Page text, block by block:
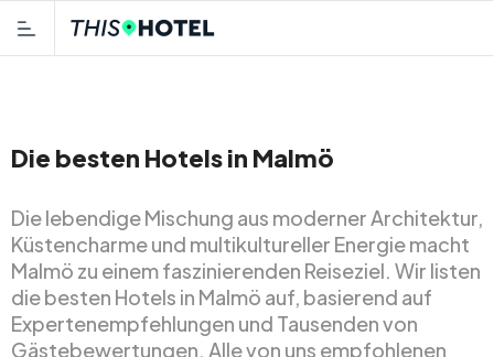
Die besten Hotels in Malmö
Die lebendige Mischung aus moderner Architektur,
Küstencharme und multikultureller Energie macht
Malmö zu einem faszinierenden Reiseziel. Wir listen
die besten Hotels in Malmö auf, basierend auf
Expertenempfehlungen und Tausenden von
Gästebewertungen. Alle von uns empfohlenen